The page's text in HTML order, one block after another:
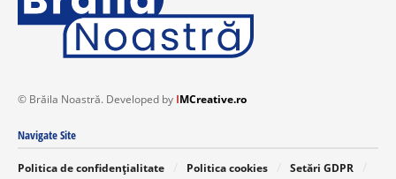
© Brăila Noastră. Developed by IMCreative.ro
Navigate Site
Politica de confidențialitate Politica cookies Setări GDPR